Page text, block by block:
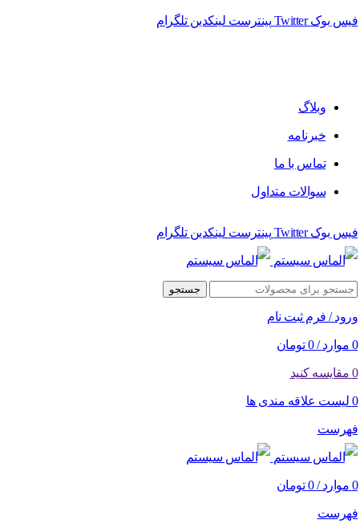
فیس بوک Twitter پینترست لینکدین تلگرام
وبلاگ
خبرنامه
تماس با ما
سوالات متداول
فیس بوک Twitter پینترست لینکدین تلگرام
جستجو
ورود / فرم ثبت نام
0 موارد /
0 تومان
0 مقایسه کنید
0 لیست علاقه مندی ها
فهرست
0 موارد /
0 تومان
فهرست